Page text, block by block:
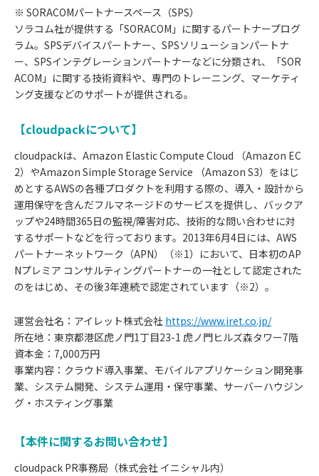
※ SORACOMパートナースペース（SPS）
ソラコム社が提供する「SORACOM」に関するパートナープログ
ラム。SPSデバイスパートナー、SPSソリューションパートナ
ー、SPSインテグレーションパートナーなどに分類され、「SOR
ACOM」に関する技術資料や、専門のトレーニング、マーケティ
ング支援などのサポートが提供される。
【cloudpackについて】
cloudpackは、Amazon Elastic Compute Cloud （Amazon EC
2）やAmazon Simple Storage Service （Amazon S3）をはじ
めとするAWSの各種プロダクトを利用する際の、導入・設計から
運用保守を含んだフルマネージドのサービスを提供し、バックア
ップや24時間365日の監視/障害対応、技術的な問い合わせに対
するサポートなどを行っております。2013年6月4日には、AWS
パートナーネットワーク（APN）（※1）において、日本初のAP
Nプレミア コンサルティングパートナーの一社として認定された
のをはじめ、その後3年連続で認定されています（※2）。
運営会社名：アイレット株式会社 https://www.iret.co.jp/
所在地：東京都港区虎ノ門1丁目23-1 虎ノ門ヒルズ森タワー7階
資本金：7,000万円
事業内容：クラウド導入事業、モバイルアプリケーション開発事
業、システム開発、システム運用・保守事業、サーバーハウジン
グ・ホスティング事業
【本件に関するお問い合わせ】
cloudpack PR事務局（株式会社 イニシャル内）